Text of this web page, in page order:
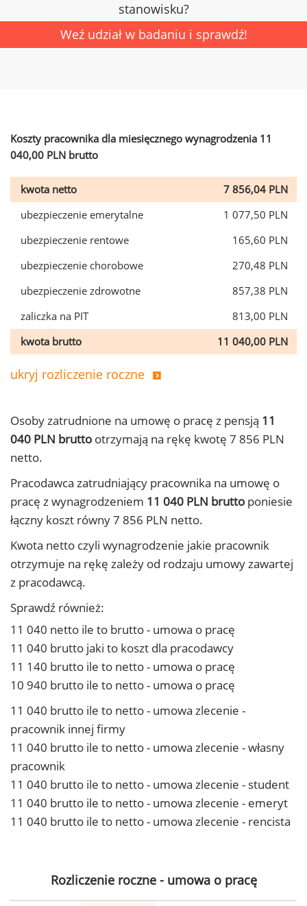
stanowisku?
Weź udział w badaniu i sprawdź!
Koszty pracownika dla miesięcznego wynagrodzenia 11
040,00 PLN brutto
kwota netto
7 856,04 PLN
ubezpieczenie emerytalne
1 077,50 PLN
ubezpieczenie rentowe
165,60 PLN
ubezpieczenie chorobowe
270,48 PLN
ubezpieczenie zdrowotne
857,38 PLN
zaliczka na PIT
813,00 PLN
kwota brutto
11 040,00 PLN
ukryj rozliczenie roczne
Osoby zatrudnione na umowę o pracę z pensją 11
040 PLN brutto otrzymają na rękę kwotę 7 856 PLN
netto.
Pracodawca zatrudniający pracownika na umowę o
pracę z wynagrodzeniem 11 040 PLN brutto poniesie
łączny koszt równy 7 856 PLN netto.
Kwota netto czyli wynagrodzenie jakie pracownik
otrzymuje na rękę zależy od rodzaju umowy zawartej
z pracodawcą.
Sprawdź również:
11 040 netto ile to brutto - umowa o pracę
11 040 brutto jaki to koszt dla pracodawcy
11 140 brutto ile to netto - umowa o pracę
10 940 brutto ile to netto - umowa o pracę
11 040 brutto ile to netto - umowa zlecenie -
pracownik innej firmy
11 040 brutto ile to netto - umowa zlecenie - własny
pracownik
11 040 brutto ile to netto - umowa zlecenie - student
11 040 brutto ile to netto - umowa zlecenie - emeryt
11 040 brutto ile to netto - umowa zlecenie - rencista
Rozliczenie roczne - umowa o pracę